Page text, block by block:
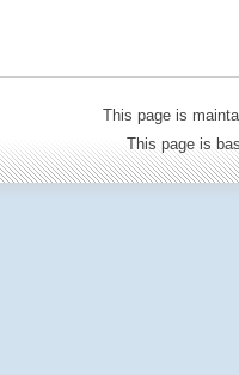
This page is
This page is